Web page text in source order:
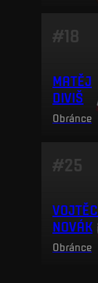
#18
MATĚJ
DIVIŠ
Obránce
#25
NOVÁK
Obránce